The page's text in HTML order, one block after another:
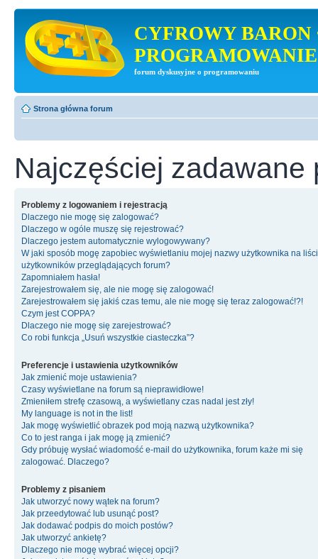
CYFROWY BARON
PROGRAMOWANIE
forum dyskusyjne o programowaniu
Strona główna forum
Najczęściej zadawane
Problemy z logowaniem i rejestracją
Dlaczego nie mogę się zalogować?
Dlaczego w ogóle muszę się rejestrować?
Dlaczego jestem automatycznie wylogowywany?
W jaki sposób mogę zapobiec wyświetlaniu mojej nazwy użytkownika na
użytkowników przeglądających forum?
Zapomniałem hasła!
Zarejestrowałem się, ale nie mogę się zalogować!
Zarejestrowałem się jakiś czas temu, ale nie mogę się teraz zalogować!?!
Czym jest COPPA?
Dlaczego nie mogę się zarejestrować?
Co robi funkcja „Usuń wszystkie ciasteczka”?
Preferencje i ustawienia użytkowników
Jak zmienić moje ustawienia?
Czasy wyświetlane na forum są nieprawidłowe!
Zmieniłem strefę czasową, a wyświetlany czas nadal jest zły!
My language is not in the list!
Jak mogę wyświetlić obrazek pod moją nazwą użytkownika?
Co to jest ranga i jak mogę ją zmienić?
Gdy próbuję wysłać wiadomość e-mail do użytkownika, forum każe mi się
zalogować. Dlaczego?
Problemy z pisaniem
Jak utworzyć nowy wątek na forum?
Jak przeedytować lub usunąć post?
Jak dodawać podpis do moich postów?
Jak utworzyć ankietę?
Dlaczego nie mogę wybrać więcej opcji?